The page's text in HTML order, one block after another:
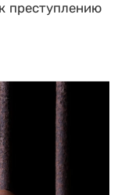
преступлению